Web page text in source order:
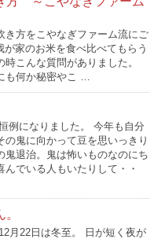
き方をこやなぎファーム流にご
家のお米を食べ比べてもらう
こんな質問がありました。
も何か秘密やこ …
例になりました。 今年も自分
の鬼に向かって豆を思いっきり
鬼退治。鬼は怖いものなのにち
んでいる人もいたりして・・
月22日は冬至。 日が短く夜が